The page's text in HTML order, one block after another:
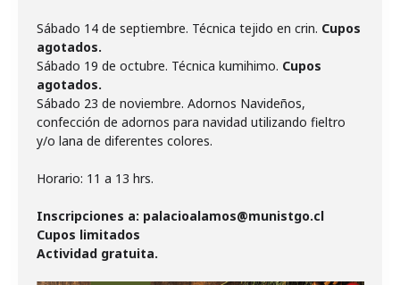
Sábado 14 de septiembre. Técnica tejido en crin. Cupos
agotados.
Sábado 19 de octubre. Técnica kumihimo. Cupos
agotados.
Sábado 23 de noviembre. Adornos Navideños,
confección de adornos para navidad utilizando fieltro
y/o lana de diferentes colores.
Horario: 11 a 13 hrs.
Inscripciones a: palacioalamos@munistgo.cl
Cupos limitados
Actividad gratuita.